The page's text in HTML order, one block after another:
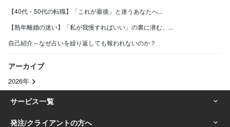
【40代・50代の転職】「これが最後」と迷うあなたへ...
【熟年離婚の迷い】「私が我慢すればいい」の裏に潜む、...
自己紹介～なぜ占いを繰り返しても報われないのか？
アーカイブ
2026年